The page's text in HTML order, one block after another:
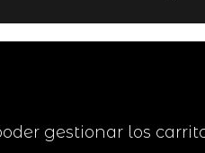
gestionar los